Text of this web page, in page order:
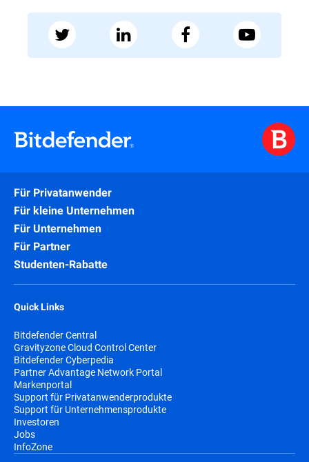
Für Privatanwender
Für kleine Unternehmen
Für Unternehmen
Für Partner
Studenten-Rabatte
Quick Links
Bitdefender Central
Gravityzone Cloud Control Center
Bitdefender Cyberpedia
Partner Advantage Network Portal
Markenportal
Support für Privatanwenderprodukte
Support für Unternehmensprodukte
Investoren
Jobs
InfoZone